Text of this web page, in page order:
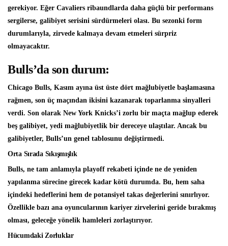
gerekiyor. Eğer Cavaliers ribaundlarda daha güçlü bir performans
sergilerse, galibiyet serisini sürdürmeleri olası. Bu sezonki form
durumlarıyla, zirvede kalmaya devam etmeleri sürpriz
olmayacaktır.
Bulls’da son durum:
Chicago Bulls, Kasım ayına üst üste dört mağlubiyetle başlamasına
rağmen, son üç maçından ikisini kazanarak toparlanma sinyalleri
verdi. Son olarak New York Knicks’i zorlu bir maçta mağlup ederek
beş galibiyet, yedi mağlubiyetlik bir dereceye ulaştılar. Ancak bu
galibiyetler, Bulls’un genel tablosunu değiştirmedi.
Orta Sırada Sıkışmışlık
Bulls, ne tam anlamıyla playoff rekabeti içinde ne de yeniden
yapılanma sürecine girecek kadar kötü durumda. Bu, hem saha
içindeki hedeflerini hem de potansiyel takas değerlerini sınırlıyor.
Özellikle bazı ana oyuncularının kariyer zirvelerini geride bırakmış
olması, geleceğe yönelik hamleleri zorlaştırıyor.
Hücumdaki Zorluklar